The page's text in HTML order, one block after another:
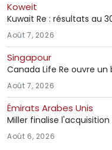
Koweit
Kuwait Re : résultats au
Août 7, 2026
Singapour
Canada Life Re ouvre
Août 7, 2026
Émirats Arabes Unis
Miller finalise l'acquisition
Août 6, 2026